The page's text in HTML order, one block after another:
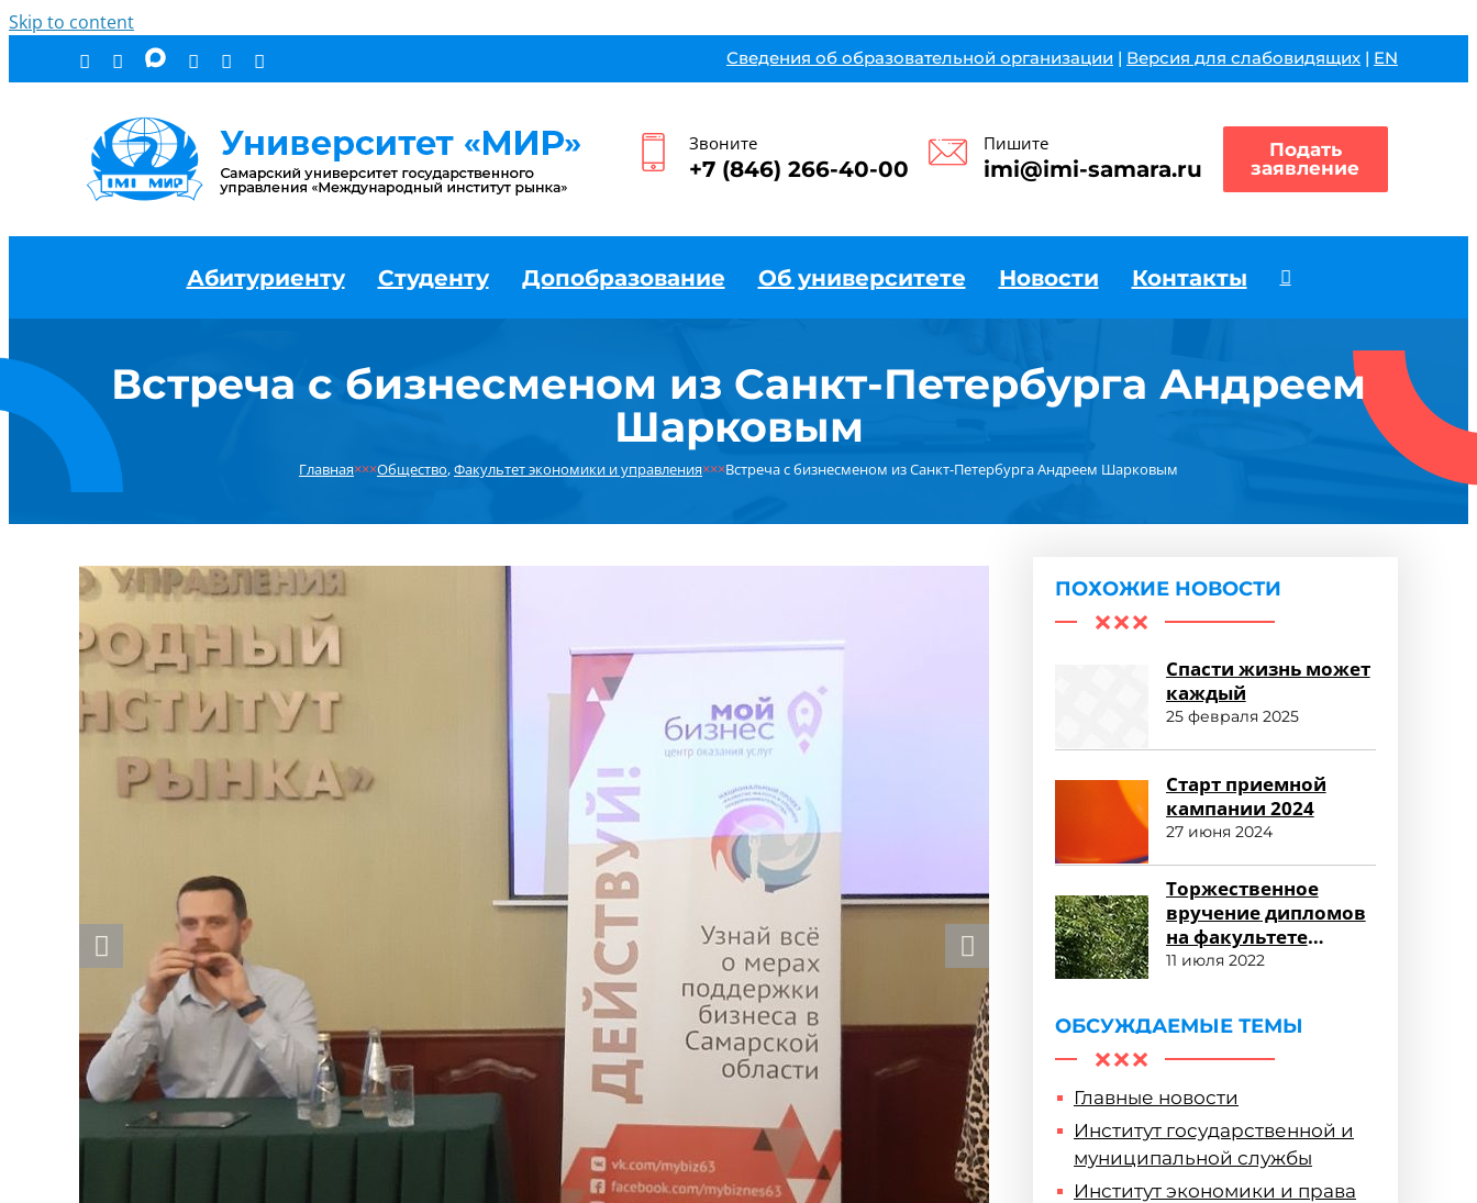
Skip to content
Сведения об образовательной организации | Версия для слабовидящих | EN
Звоните
+7 (846) 266-40-00
Пишите
imi@imi-samara.ru
Подать
заявление
Абитуриенту Студенту Допобразование Об университете Новости Контакты
Встреча с бизнесменом из Санкт-Петербурга Андреем
Шарковым
Главная×××Общество,Факультет экономики и управления×××Встреча с бизнесменом из Санкт-Петербурга Андреем Шарковым
ПОХОЖИЕ НОВОСТИ
Спасти жизнь может
каждый
25 февраля 2025
Старт приемной
кампании 2024
27 июня 2024
Торжественное
вручение дипломов
на факультете
среднего
11 июля 2022
ОБСУЖДАЕМЫЕ ТЕМЫ
Главные новости
Институт государственной и
муниципальной службы
Институт экономики и права